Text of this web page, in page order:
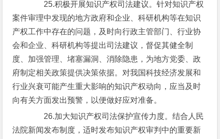
25.积极开展知识产权司法建议。针对知识产权
案件审理中发现的地方政府和企业、科研机构等在知识
产权工作中存在的问题，及时向行政主管部门、行业协
会和企业、科研机构等提出司法建议，督促其健全制
度、加强管理、堵塞漏洞、消除隐患，为地方党委、政
府制定相关政策提供决策依据。对我国科技经济发展和
行业兴衰可能产生重大影响的知识产权动向，应当及时
向有关方面发出预警，以便做好应对准备。
26.加大知识产权司法保护宣传力度。结合人民
法院新闻发布制度，适时发布知识产权审判中的重要新